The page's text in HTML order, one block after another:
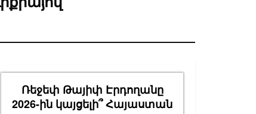
Ռեջեփ Թայիփ Էրդողանը
2026-ին կայցելի՞ Հայաստան